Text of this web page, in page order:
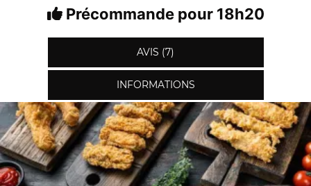
Précommande pour 18h20
AVIS (7)
INFORMATIONS